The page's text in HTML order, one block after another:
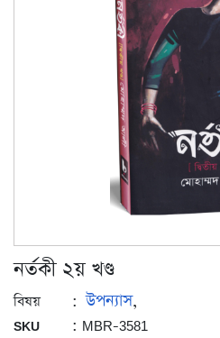
নর্তকী ২য় খণ্ড
বিষয় : উপন্যাস,
SKU : MBR-3581